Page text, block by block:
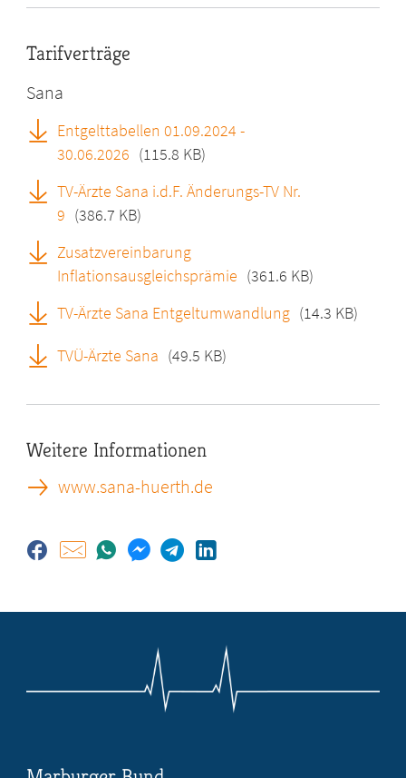
Tarifverträge
Sana
Entgelttabellen 01.09.2024 -
30.06.2026 (115.8 KB)
TV-Ärzte Sana i.d.F. Änderungs-TV Nr.
9 (386.7 KB)
Zusatzvereinbarung
Inflationsausgleichsprämie (361.6 KB)
TV-Ärzte Sana Entgeltumwandlung (14.3 KB)
TVÜ-Ärzte Sana (49.5 KB)
Weitere Informationen
www.sana-huerth.de